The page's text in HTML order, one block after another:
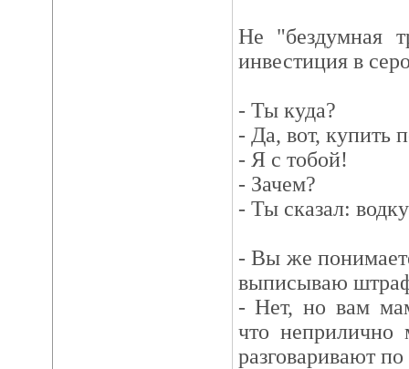
Не "бездумная
инвестиция в
- Ты куда?
- Да, вот, купить
- Я с тобой!
- Зачем?
- Ты сказал:
- Вы же
выписываю
- Нет, но вам
что неприлично
разговаривают